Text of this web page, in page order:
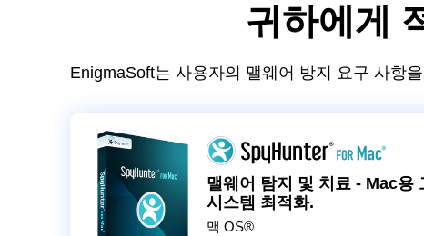
귀하에게
EnigmaSoft는 사용자의 맬웨어 방지 요구 사항
맬웨어 탐지 및 치료 - Mac용
시스템 최적화.
맥 OS®